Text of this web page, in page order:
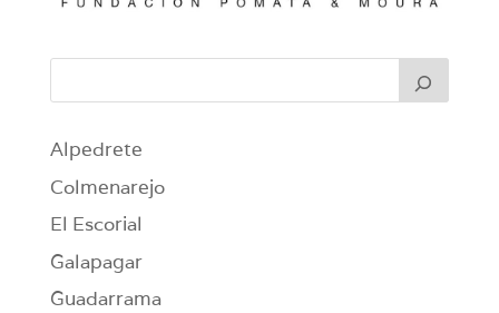
Alpedrete
Colmenarejo
El Escorial
Galapagar
Guadarrama